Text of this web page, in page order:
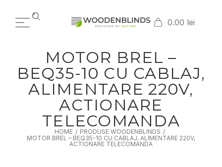
0.00 lei
MOTOR BREL –
BEQ35-10 CU CABLAJ,
ALIMENTARE 220V,
ACTIONARE
TELECOMANDA
HOME / PRODUSE WOODENBLINDS /
MOTOR BREL – BEQ35-10 CU CABLAJ, ALIMENTARE 220V,
ACTIONARE TELECOMANDA